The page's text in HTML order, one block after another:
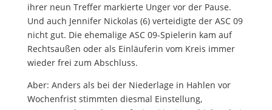
ihrer neun Treffer markierte Unger vor der Pause.
Und auch Jennifer Nickolas (6) verteidigte der ASC 09
nicht gut. Die ehemalige ASC 09-Spielerin kam auf
Rechtsaußen oder als Einläuferin vom Kreis immer
wieder frei zum Abschluss.
Aber: Anders als bei der Niederlage in Hahlen vor
Wochenfrist stimmten diesmal Einstellung,